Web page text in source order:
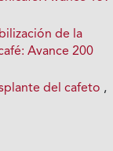
de la
Avance 200
del cafeto ,